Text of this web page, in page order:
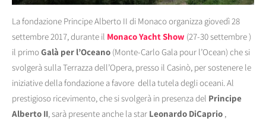
La fondazione Principe Alberto II di Monaco organizza giovedì 28
settembre 2017, durante il Monaco Yacht Show (27-30 settembre )
il primoGalà per l’Oceano (Monte-Carlo Gala pour l’Ocean) che si
svolgerà sulla Terrazza dell’Opera, presso il Casinò, per sostenere le
iniziative della fondazione a favore della tutela degli oceani. Al
prestigioso ricevimento, che si svolgerà in presenza del Principe
Alberto II, sarà presente anche la star Leonardo DiCaprio ,